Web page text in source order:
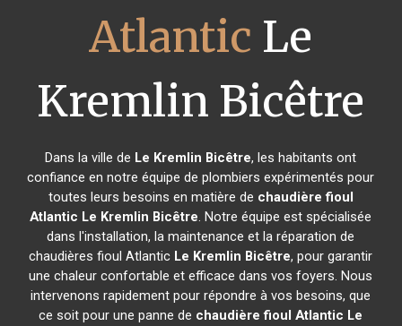
Atlantic Le
Kremlin Bicêtre
Dans la ville de Le Kremlin Bicêtre, les habitants ont
confiance en notre équipe de plombiers expérimentés pour
toutes leurs besoins en matière de chaudière fioul
Atlantic Le Kremlin Bicêtre. Notre équipe est spécialisée
dans l'installation, la maintenance et la réparation de
chaudières fioul Atlantic Le Kremlin Bicêtre, pour garantir
une chaleur confortable et efficace dans vos foyers. Nous
intervenons rapidement pour répondre à vos besoins, que
ce soit pour une panne de chaudière fioul Atlantic Le